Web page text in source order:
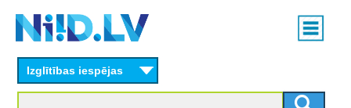
content
Main
menu
Izglītības iespējas